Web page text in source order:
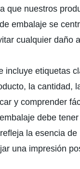
que nuestros
embalaje se
cualquier
incluye etiquetas
la cantidad,
y comprender
debe
la esencia
una impresión